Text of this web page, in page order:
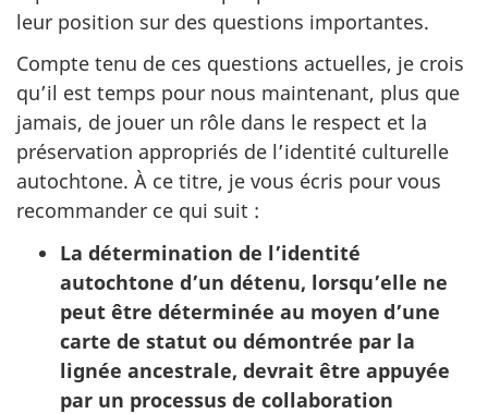
leur position sur des questions importantes.
Compte tenu de ces questions actuelles, je crois
qu’il est temps pour nous maintenant, plus que
jamais, de jouer un rôle dans le respect et la
préservation appropriés de l’identité culturelle
autochtone. À ce titre, je vous écris pour vous
recommander ce qui suit :
La détermination de l’identité
autochtone d’un détenu, lorsqu’elle ne
peut être déterminée au moyen d’une
carte de statut ou démontrée par la
lignée ancestrale, devrait être appuyée
par un processus de collaboration